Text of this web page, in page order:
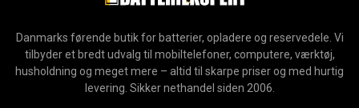
Danmarks førende butik for batterier, opladere og reservedele. Vi
tilbyder et bredt udvalg til mobiltelefoner, computere, værktøj,
husholdning og meget mere – altid til skarpe priser og med hurtig
levering. Sikker nethandel siden 2006.